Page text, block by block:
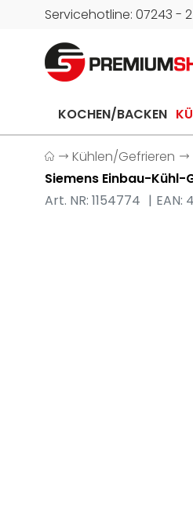
Servicehotline: 07243 -
KOCHEN/BACKEN
Kühlen/Gefrieren
Siemens Einbau-
Art. NR: 1154774
EAN: